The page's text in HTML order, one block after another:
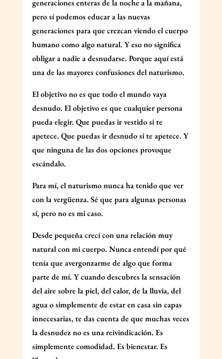
generaciones enteras de la noche a la mañana,
pero sí podemos educar a las nuevas
generaciones para que crezcan viendo el cuerpo
humano como algo natural. Y eso no significa
obligar a nadie a desnudarse. Porque aquí está
una de las mayores confusiones del naturismo.
El objetivo no es que todo el mundo vaya
desnudo. El objetivo es que cualquier persona
pueda elegir. Que puedas ir vestido si te
apetece. Que puedas ir desnudo si te apetece. Y
que ninguna de las dos opciones provoque
escándalo.
Para mí, el naturismo nunca ha tenido que ver
con la vergüenza. Sé que para algunas personas
sí, pero no es mi caso.
Desde pequeña crecí con una relación muy
natural con mi cuerpo. Nunca entendí por qué
tenía que avergonzarme de algo que forma
parte de mí. Y cuando descubres la sensación
del aire sobre la piel, del calor, de la lluvia, del
agua o simplemente de estar en casa sin capas
innecesarias, te das cuenta de que muchas veces
la desnudez no es una reivindicación. Es
simplemente comodidad. Es bienestar. Es